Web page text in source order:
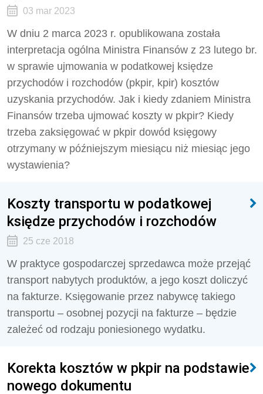
03 mar 2023
W dniu 2 marca 2023 r. opublikowana została
interpretacja ogólna Ministra Finansów z 23 lutego br.
w sprawie ujmowania w podatkowej księdze
przychodów i rozchodów (pkpir, kpir) kosztów
uzyskania przychodów. Jak i kiedy zdaniem Ministra
Finansów trzeba ujmować koszty w pkpir? Kiedy
trzeba zaksięgować w pkpir dowód księgowy
otrzymany w późniejszym miesiącu niż miesiąc jego
wystawienia?
Koszty transportu w podatkowej
księdze przychodów i rozchodów
25 cze 2018
W praktyce gospodarczej sprzedawca może przejąć
transport nabytych produktów, a jego koszt doliczyć
na fakturze. Księgowanie przez nabywcę takiego
transportu – osobnej pozycji na fakturze – będzie
zależeć od rodzaju poniesionego wydatku.
Korekta kosztów w pkpir na podstawie
nowego dokumentu